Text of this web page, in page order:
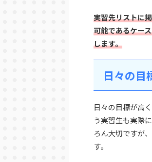
実習先リストに
可能であるケー
します。
日々の目
日々の目標が高
う実習生も実際
ろん大切ですが
す。